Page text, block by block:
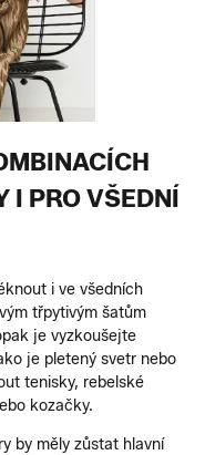
I PRO VŠEDNÍ
i ve všedních
třpytivým šatům
je vyzkoušejte
je pletený svetr nebo
tenisky, rebelské
kozačky.
by měly zůstat hlavní